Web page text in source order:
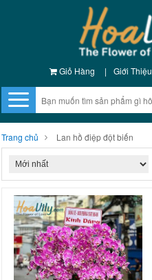
Giỏ Hàng | Giới Thiệu
Trang chủ Lan hồ điệp đột biến